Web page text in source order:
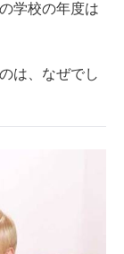
学校の年度は
は、なぜでし